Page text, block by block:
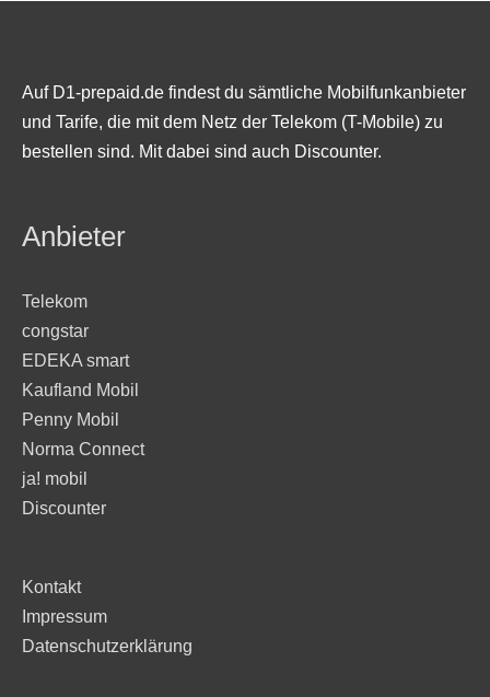
Auf D1-prepaid.de findest du sämtliche Mobilfunkanbieter
und Tarife, die mit dem Netz der Telekom (T-Mobile) zu
bestellen sind. Mit dabei sind auch Discounter.
Anbieter
Telekom
congstar
EDEKA smart
Kaufland Mobil
Penny Mobil
Norma Connect
ja! mobil
Discounter
Kontakt
Impressum
Datenschutzerklärung